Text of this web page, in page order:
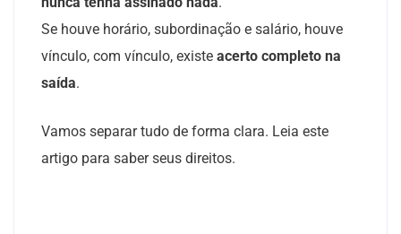
Se houve horário, subordinação e salário, houve
vínculo, com vínculo, existe acerto completo na
saída.
Vamos separar tudo de forma clara. Leia este
artigo para saber seus direitos.